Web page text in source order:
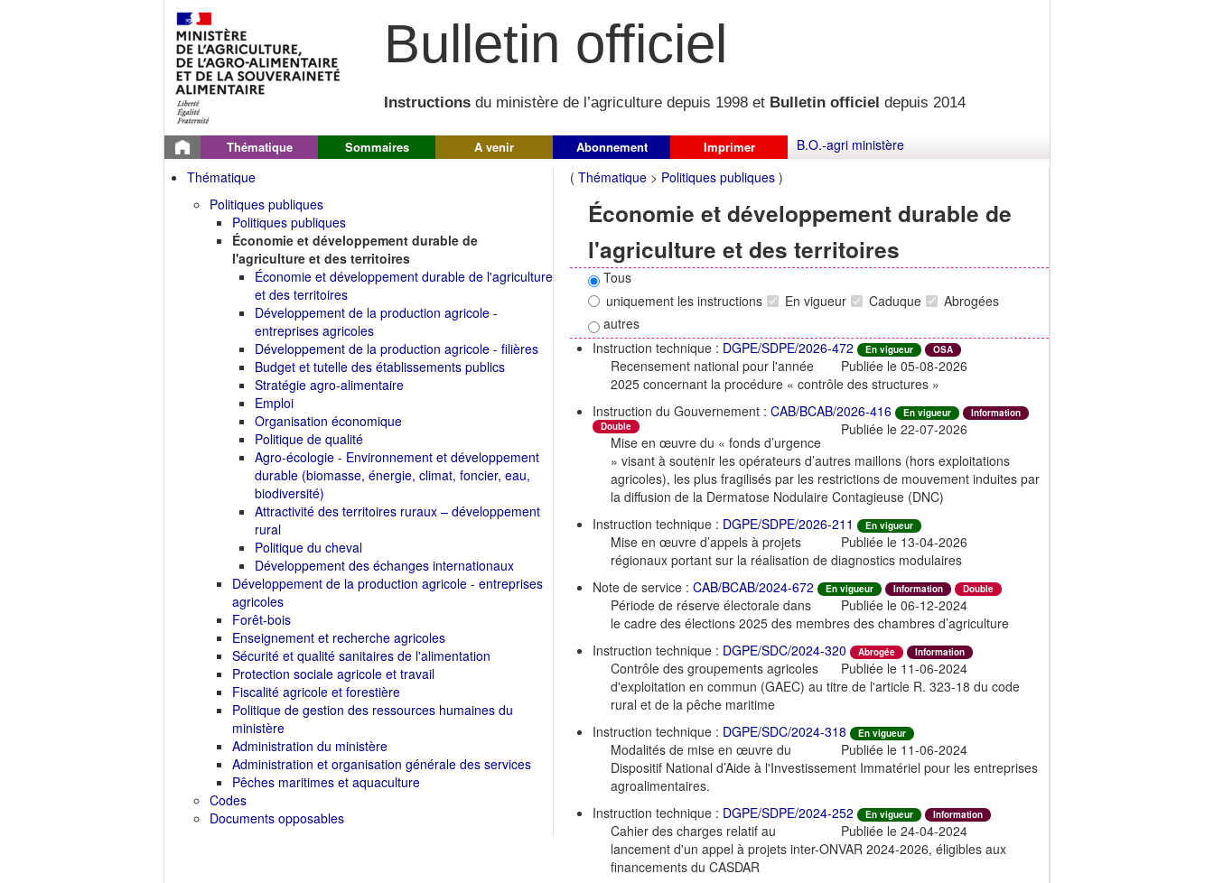
Bulletin officiel
Instructions du ministère de l’agriculture depuis 1998 et Bulletin officiel depuis 2014
Thématique Sommaires A venir Abonnement Imprimer
B.O.-agri ministère
Thématique
Politiques publiques
Politiques publiques
Économie et développement durable de
l'agriculture et des territoires
Économie et développement durable de l'agriculture
et des territoires
Développement de la production agricole -
entreprises agricoles
Développement de la production agricole - filières
Budget et tutelle des établissements publics
Stratégie agro-alimentaire
Emploi
Organisation économique
Politique de qualité
Agro-écologie - Environnement et développement
durable (biomasse, énergie, climat, foncier, eau,
biodiversité)
Attractivité des territoires ruraux – développement
rural
Politique du cheval
Développement des échanges internationaux
Développement de la production agricole - entreprises
agricoles
Forêt-bois
Enseignement et recherche agricoles
Sécurité et qualité sanitaires de l'alimentation
Protection sociale agricole et travail
Fiscalité agricole et forestière
Politique de gestion des ressources humaines du
ministère
Administration du ministère
Administration et organisation générale des services
Pêches maritimes et aquaculture
Codes
Documents opposables
( Thématique > Politiques publiques )
Économie et développement durable de
l'agriculture et des territoires
Tous
uniquement les instructions
En vigueur Caduque
Abrogées
autres
Instruction technique : DGPE/SDPE/2026-472 En vigueur OSA
Publiée le 05-08-2026
Recensement national pour l'année
2025 concernant la procédure « contrôle des structures »
Instruction du Gouvernement : CAB/BCAB/2026-416 En vigueur
Information
Double
Publiée le 22-07-2026
Mise en œuvre du « fonds d’urgence
» visant à soutenir les opérateurs d’autres maillons (hors exploitations
agricoles), les plus fragilisés par les restrictions de mouvement induites par
la diffusion de la Dermatose Nodulaire Contagieuse (DNC)
Instruction technique : DGPE/SDPE/2026-211 En vigueur
Publiée le 13-04-2026
Mise en œuvre d’appels à projets
régionaux portant sur la réalisation de diagnostics modulaires
Note de service : CAB/BCAB/2024-672 En vigueur Information Double
Publiée le 06-12-2024
Période de réserve électorale dans
le cadre des élections 2025 des membres des chambres d’agriculture
Instruction technique : DGPE/SDC/2024-320 Abrogée Information
Publiée le 11-06-2024
Contrôle des groupements agricoles
d'exploitation en commun (GAEC) au titre de l'article R. 323-18 du code
rural et de la pêche maritime
Instruction technique : DGPE/SDC/2024-318 En vigueur
Publiée le 11-06-2024
Modalités de mise en œuvre du
Dispositif National d’Aide à l'Investissement Immatériel pour les entreprises
agroalimentaires.
Instruction technique : DGPE/SDPE/2024-252 En vigueur Information
Publiée le 24-04-2024
Cahier des charges relatif au
lancement d'un appel à projets inter-ONVAR 2024-2026, éligibles aux
financements du CASDAR